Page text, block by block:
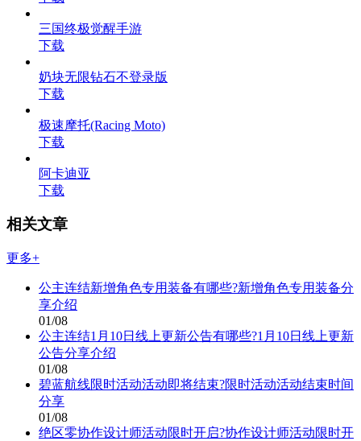
三国终极觉醒手游
下载
奶块无限钻石不登录版
下载
极速摩托(Racing Moto)
下载
阿卡迪亚
下载
相关文章
更多+
公主连结新增角色专用装备有哪些?新增角色专用装备分
享介绍
01/08
公主连结1月10日线上更新公告有哪些?1月10日线上更新
公告分享介绍
01/08
碧蓝航线限时活动活动即将结束?限时活动活动结束时间
分享
01/08
绝区零协作设计师活动限时开启?协作设计师活动限时开